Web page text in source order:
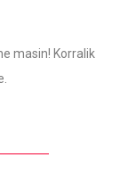
masin! Korralik